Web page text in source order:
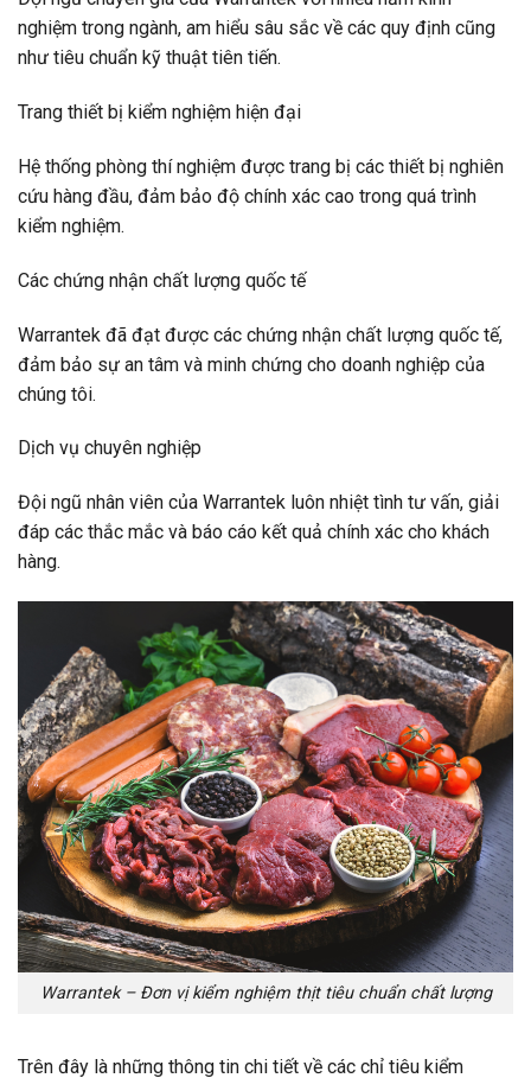
nghiệm trong ngành, am hiểu sâu sắc về các quy định cũng
như tiêu chuẩn kỹ thuật tiên tiến.
Trang thiết bị kiểm nghiệm hiện đại
Hệ thống phòng thí nghiệm được trang bị các thiết bị nghiên
cứu hàng đầu, đảm bảo độ chính xác cao trong quá trình
kiểm nghiệm.
Các chứng nhận chất lượng quốc tế
Warrantek đã đạt được các chứng nhận chất lượng quốc tế,
đảm bảo sự an tâm và minh chứng cho doanh nghiệp của
chúng tôi.
Dịch vụ chuyên nghiệp
Đội ngũ nhân viên của Warrantek luôn nhiệt tình tư vấn, giải
đáp các thắc mắc và báo cáo kết quả chính xác cho khách
hàng.
Warrantek – Đơn vị kiểm nghiệm thịt tiêu chuẩn chất lượng
Trên đây là những thông tin chi tiết về các chỉ tiêu kiểm